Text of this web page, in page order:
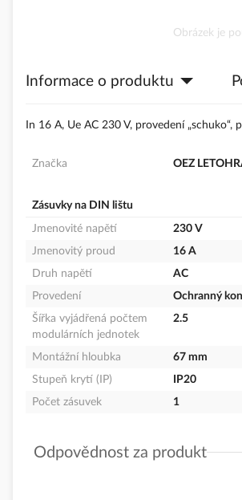
galerie
Obrázek je
Informace o produktu
In 16 A, Ue AC 230 V, provedení
Značka OEZ
Zásuvky na DIN lištu
Jmenovité napětí
230 V
Jmenovitý proud
16 A
Druh napětí
AC
Provedení
Ochranný
Šířka vyjádřená počtem
modulárních jednotek
2.5
Montážní hloubka
67 mm
Stupeň krytí (IP)
IP20
Počet zásuvek
1
GPSR Details
Odpovědnost za produkt